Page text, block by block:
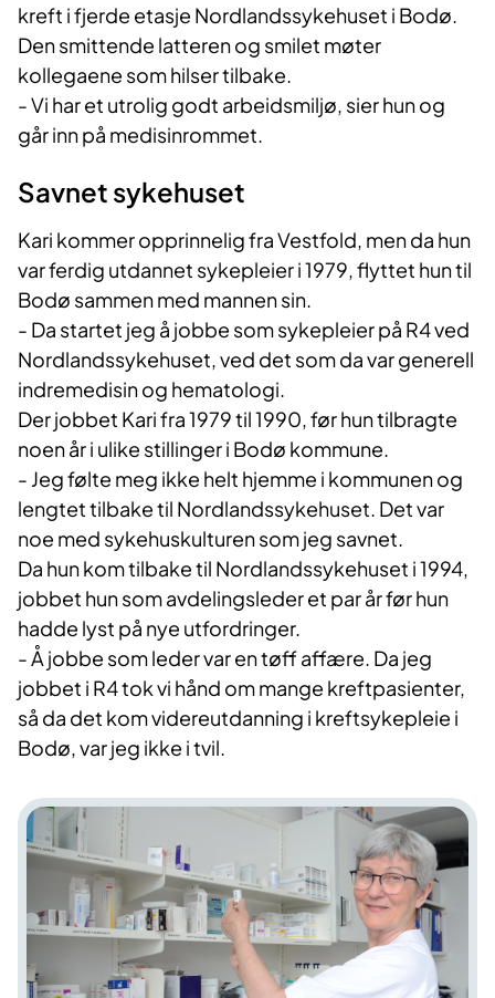
kreft i fjerde etasje Nordlandssykehuset i Bodø.
Den smittende latteren og smilet møter
kollegaene som hilser tilbake.
- Vi har et utrolig godt arbeidsmiljø, sier hun og
går inn på medisinrommet.
Savnet sykehuset
Kari kommer opprinnelig fra Vestfold, men da hun
var ferdig utdannet sykepleier i 1979, flyttet hun til
Bodø sammen med mannen sin.
- Da startet jeg å jobbe som sykepleier på R4 ved
Nordlandssykehuset, ved det som da var generell
indremedisin og hematologi.
Der jobbet Kari fra 1979 til 1990, før hun tilbragte
noen år i ulike stillinger i Bodø kommune.
- Jeg følte meg ikke helt hjemme i kommunen og
lengtet tilbake til Nordlandssykehuset. Det var
noe med sykehuskulturen som jeg savnet.
Da hun kom tilbake til Nordlandssykehuset i 1994,
jobbet hun som avdelingsleder et par år før hun
hadde lyst på nye utfordringer.
- Å jobbe som leder var en tøff affære. Da jeg
jobbet i R4 tok vi hånd om mange kreftpasienter,
så da det kom videreutdanning i kreftsykepleie i
Bodø, var jeg ikke i tvil.